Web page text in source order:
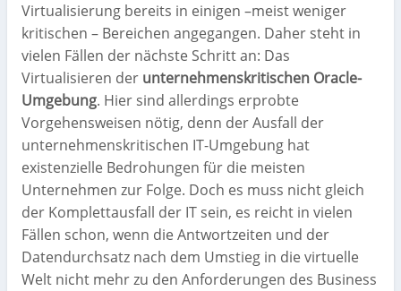
Virtualisierung bereits in einigen –meist weniger
kritischen – Bereichen angegangen. Daher steht in
vielen Fällen der nächste Schritt an: Das
Virtualisieren der unternehmenskritischen Oracle-
Umgebung. Hier sind allerdings erprobte
Vorgehensweisen nötig, denn der Ausfall der
unternehmenskritischen IT-Umgebung hat
existenzielle Bedrohungen für die meisten
Unternehmen zur Folge. Doch es muss nicht gleich
der Komplettausfall der IT sein, es reicht in vielen
Fällen schon, wenn die Antwortzeiten und der
Datendurchsatz nach dem Umstieg in die virtuelle
Welt nicht mehr zu den Anforderungen des Business